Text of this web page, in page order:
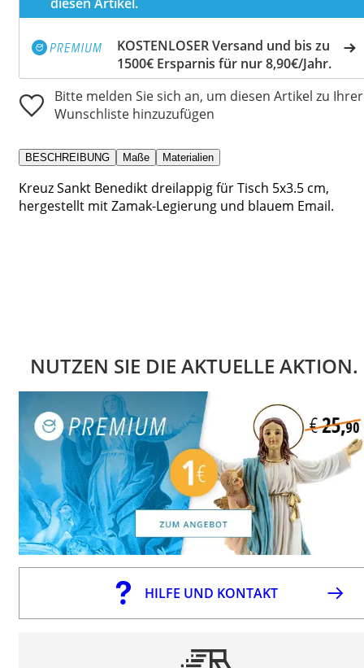
KOSTENLOSER Versand und bis zu
1500€ Ersparnis für nur 8,90€/Jahr.
Bitte melden Sie sich an, um diesen Artikel zu Ihrer
Wunschliste hinzuzufügen
BESCHREIBUNG Maße Materialien
Kreuz Sankt Benedikt dreilappig für Tisch 5x3.5 cm,
hergestellt mit Zamak-Legierung und blauem Email.
NUTZEN SIE DIE AKTUELLE AKTION.
HILFE UND KONTAKT